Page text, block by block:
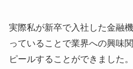
実際私が新卒で入社した金融
っていることで業界への興味
ピールすることができました。